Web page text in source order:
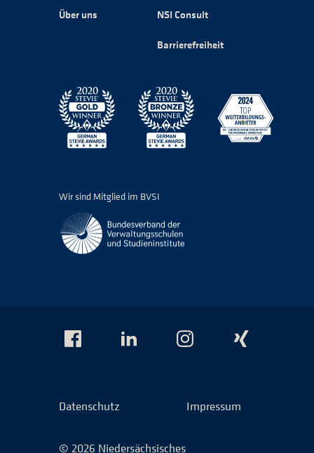
Über uns NSI Consult
Barrierefreiheit
Wir sind Mitglied im BVSI
Das
Das
Das
Das
© 2026 Niedersächsisches
Datenschutz Impressum